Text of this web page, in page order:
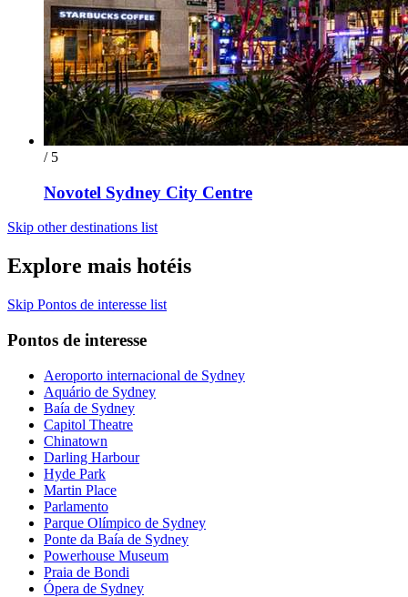
/ 5
Novotel Sydney City Centre
Skip other destinations list
Explore mais hotéis
Skip Pontos de interesse list
Pontos de interesse
Aeroporto internacional de Sydney
Aquário de Sydney
Baía de Sydney
Capitol Theatre
Chinatown
Darling Harbour
Hyde Park
Martin Place
Parlamento
Parque Olímpico de Sydney
Ponte da Baía de Sydney
Powerhouse Museum
Praia de Bondi
Ópera de Sydney